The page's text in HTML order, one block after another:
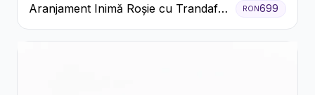
Aranjament Inimă Roșie cu Trandafiri
și Ferrero Rocher Premium
RON699